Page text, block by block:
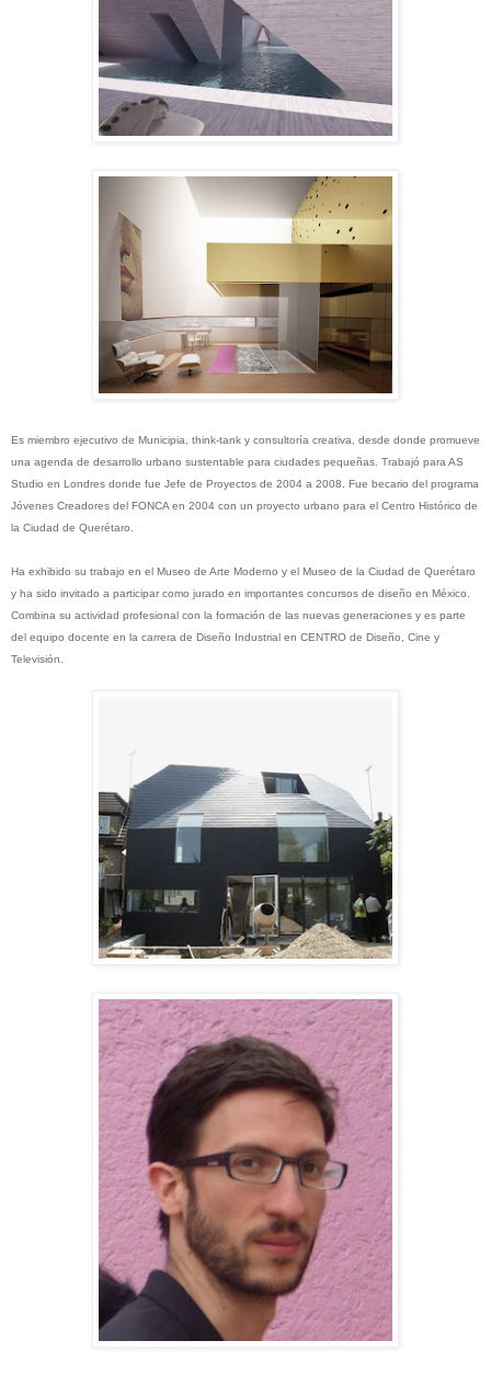
Es miembro ejecutivo de Municipia, think-tank y consultoría creativa, desde donde promueve
una agenda de desarrollo urbano sustentable para ciudades pequeñas. Trabajó para AS
Studio en Londres donde fue Jefe de Proyectos de 2004 a 2008. Fue becario del programa
Jóvenes Creadores del FONCA en 2004 con un proyecto urbano para el Centro Histórico de
la Ciudad de Querétaro.
Ha exhibido su trabajo en el Museo de Arte Moderno y el Museo de la Ciudad de Querétaro
y ha sido invitado a participar como jurado en importantes concursos de diseño en México.
Combina su actividad profesional con la formación de las nuevas generaciones y es parte
del equipo docente en la carrera de Diseño Industrial en CENTRO de Diseño, Cine y
Televisión.